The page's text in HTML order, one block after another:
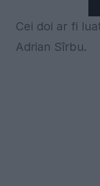
Cei doi ar fi
Adrian Sîrbu.